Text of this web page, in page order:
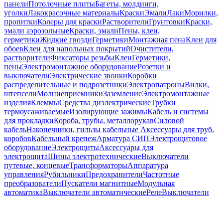
панелиПотолочные плитыБагеты, молдинги,
уголкиЛакокрасочные материалыКраскиЭмалиЛакиМорилки,
пропиткиКолеры для краскиРастворителиГрунтовкиКраски,
эмали аэрозольныеКраски, эмалиПены, клеи,
герметикиЖидкие гвоздиГерметикиМонтажная пенаКлеи для
обоевКлеи для напольных покрытийОчистители,
растворителиФиксаторы резьбыКлеиГерметики,
пеныЭлектромонтажное оборудованиеРозетки и
выключателиЭлектрические звонкиКоробки
распределительные и подрозетникиЭлектропатроныВилки,
штепселиМолниеприемникиЗаземлениеЭлектромонтажные
изделияКлеммыСредства диэлектрическиеТрубки
термоусаживаемыеИзолирующие зажимыКабель и системы
для прокладкиКороба, трубы, металлорукавСиловой
кабельНаконечники, гильзы кабельные Аксессуары для труб,
коробовКабельный крепежАрматура СИПЭлектрощитовое
оборудованиеЭлектрощитыАксессуары для
электрощитаШины электротехническиеВыключатели
путевые, концевыеТрансформаторыАппаратура
управленияРубильникиПредохранителиЧастотные
преобразователиПускатели магнитныеМодульная
автоматикаВыключатели автоматическиеРелеВыключатели